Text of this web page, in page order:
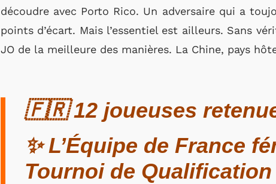
découdre avec Porto Rico. Un adversaire qui a
points d’écart. Mais l’essentiel est ailleurs. Sans
JO de la meilleure des manières. La Chine, pays
🇫🇷 12 joueuses
✨ L’Équipe de France
Tournoi de